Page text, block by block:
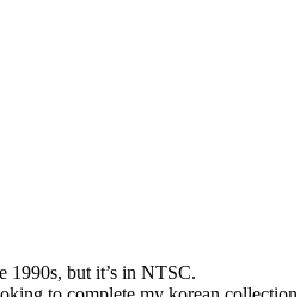
1990s, but it’s in NTSC.